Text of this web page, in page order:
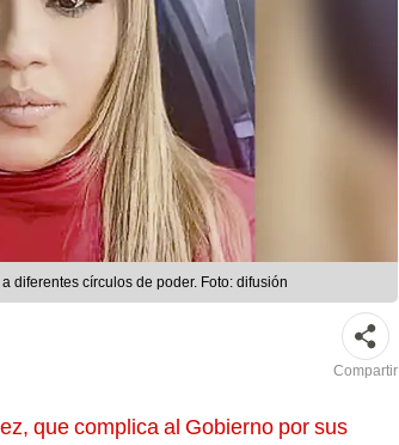
diferentes círculos de poder. Foto: difusión
Compartir
que complica al Gobierno por sus